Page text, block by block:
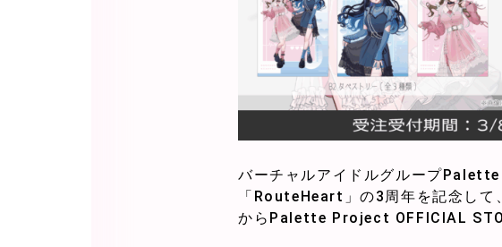
バーチャルアイドルグループ
「RouteHeart」の3周年を記念し
からPalette Project OFFICIAL